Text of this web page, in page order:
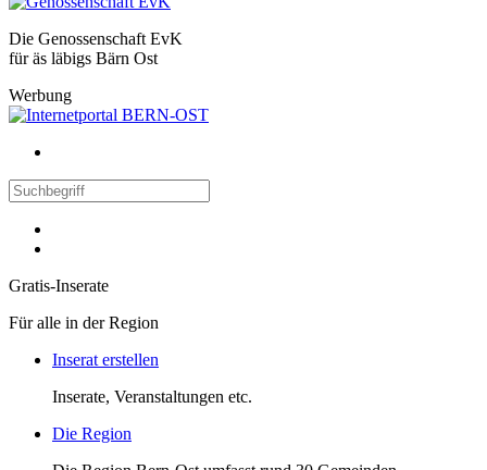
Die Genossenschaft EvK
für äs läbigs Bärn Ost
Werbung
Gratis-Inserate
Für alle in der Region
Inserat erstellen
Inserate, Veranstaltungen etc.
Die Region